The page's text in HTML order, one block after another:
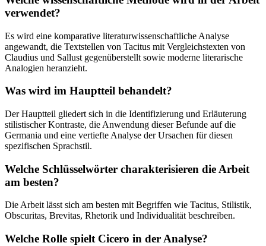
verwendet?
Es wird eine komparative literaturwissenschaftliche Analyse
angewandt, die Textstellen von Tacitus mit Vergleichstexten von
Claudius und Sallust gegenüberstellt sowie moderne literarische
Analogien heranzieht.
Was wird im Hauptteil behandelt?
Der Hauptteil gliedert sich in die Identifizierung und Erläuterung
stilistischer Kontraste, die Anwendung dieser Befunde auf die
Germania und eine vertiefte Analyse der Ursachen für diesen
spezifischen Sprachstil.
Welche Schlüsselwörter charakterisieren die Arbeit
am besten?
Die Arbeit lässt sich am besten mit Begriffen wie Tacitus, Stilistik,
Obscuritas, Brevitas, Rhetorik und Individualität beschreiben.
Welche Rolle spielt Cicero in der Analyse?